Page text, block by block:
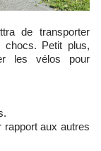
chocs. Petit plus,
les vélos pour
rapport aux autres